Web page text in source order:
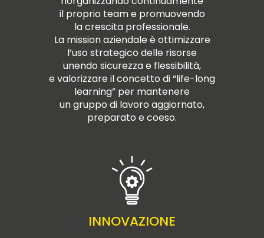
il proprio team e promuovendo
la crescita professionale.
La mission aziendale è ottimizzare
l’uso strategico delle risorse
unendo sicurezza e flessibilità,
e valorizzare il concetto di “life-long
learning” per mantenere
un gruppo di lavoro aggiornato,
preparato e coeso.
INNOVAZIONE